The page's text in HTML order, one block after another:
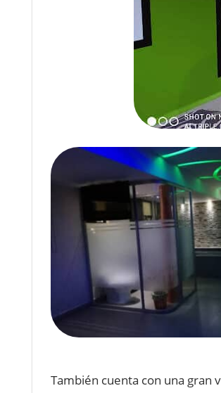
También cuenta con una gran